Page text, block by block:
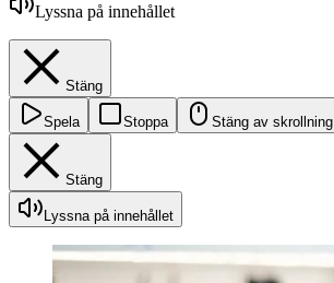
Lyssna på innehållet
Stäng
Spela Stoppa Stäng av skrollning
Stäng
Lyssna på innehållet